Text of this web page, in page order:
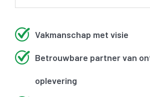
Vakmanschap met visie
Betrouwbare partner van
oplevering